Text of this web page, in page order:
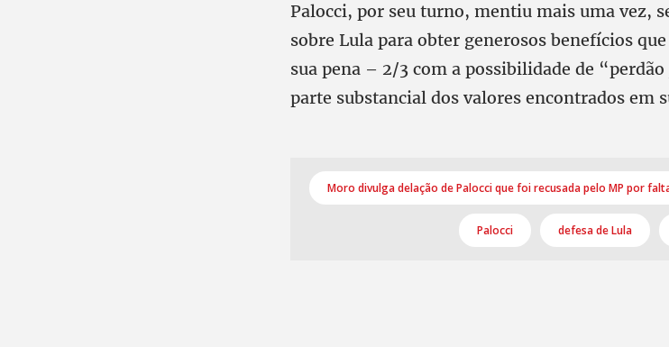
Palocci, por seu turno, mentiu mais uma vez,
sobre Lula para obter generosos benefícios
sua pena – 2/3 com a possibilidade de
parte substancial dos valores encontrados em
Moro divulga delação de Palocci que foi recusada pelo MP por
Palocci defesa de Lula